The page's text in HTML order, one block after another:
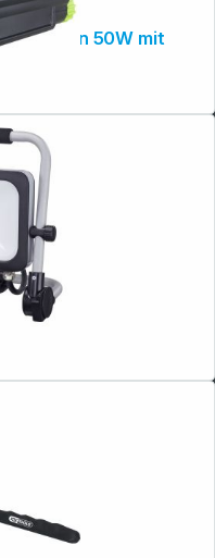
LED Arbeitsleuchte Bright 30W 1,8m